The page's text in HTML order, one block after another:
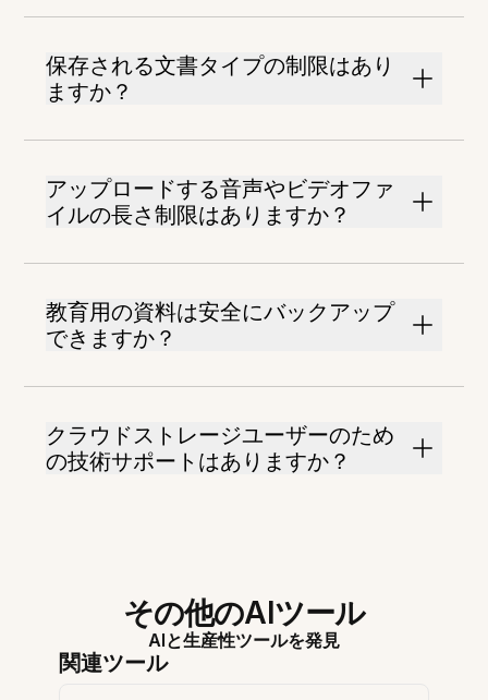
保存される文書タイプの制限はあり
ますか？
アップロードする音声やビデオファ
イルの長さ制限はありますか？
教育用の資料は安全にバックアップ
できますか？
クラウドストレージユーザーのため
の技術サポートはありますか？
その他のAIツール
AIと生産性ツールを発見
関連ツール